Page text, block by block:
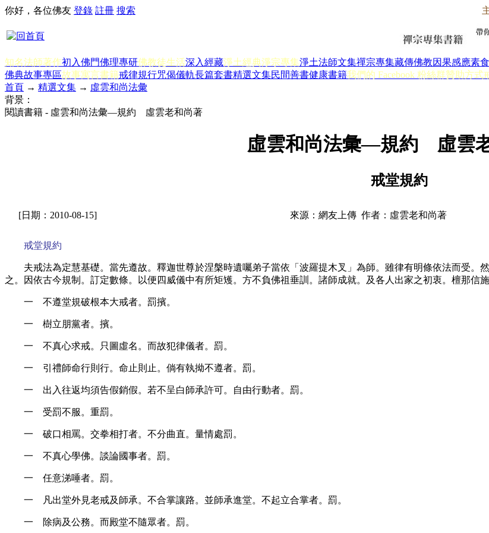
你好，各位佛友 登錄 註冊 搜索
知名法師著作初入佛門佛理專研佛教徒生活深入經藏淨土經典淨宗專集淨土法師文集禪宗專集藏傳佛教因果感應素
佛典故事專區故事寓言書籍戒律規行咒偈儀軌長篇套書精選文集民間善書健康書籍我們的 Facebook 粉絲群贊助方式
首頁 → 精選文集 → 虛雲和尚法彙
背景：
閱讀書籍 - 虛雲和尚法彙—規約 虛雲老和尚著
虛雲和尚法彙—規約 虛雲
戒堂規約
[日期：2010-08-15] 來源：網友上傳 作者：虛雲老和尚著
戒堂規約
夫戒法為定慧基礎。當先遵故。釋迦世尊於涅槃時遺囑弟子當依「波羅提木叉」為師。雖律有明條依法而受。
之。因依古今規制。訂定數條。以便四威儀中有所矩矱。方不負佛祖垂訓。諸師成就。及各人出家之初衷。檀那信施
一 不遵堂規破根本大戒者。罰擯。
一 樹立朋黨者。擯。
一 不真心求戒。只圖虛名。而故犯律儀者。罰。
一 引禮師命行則行。命止則止。倘有執拗不遵者。罰。
一 出入往返均須告假銷假。若不呈白師承許可。自由行動者。罰。
一 受罰不服。重罰。
一 破口相罵。交拳相打者。不分曲直。量情處罰。
一 不真心學佛。談論國事者。罰。
一 任意涕唾者。罰。
一 凡出堂外見老戒及師承。不合掌讓路。並師承進堂。不起立合掌者。罰。
一 除病及公務。而殿堂不隨眾者。罰。